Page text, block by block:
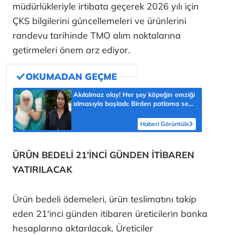
müdürlükleriyle irtibata geçerek 2026 yılı için
ÇKS bilgilerini güncellemeleri ve ürünlerini
randevu tarihinde TMO alım noktalarına
getirmeleri önem arz ediyor.
Akılalmaz olay! Her şey köpeğin emziği
almasıyla başladı: Birden patlama sesi
Haberi Görüntüle
ÜRÜN BEDELİ 21'İNCİ GÜNDEN İTİBAREN
YATIRILACAK
Ürün bedeli ödemeleri, ürün teslimatını takip
eden 21'inci günden itibaren üreticilerin banka
hesaplarına aktarılacak. Üreticiler